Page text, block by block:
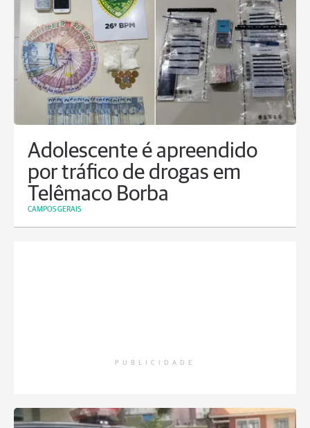
Adolescente é apreendido
por tráfico de drogas em
Telêmaco Borba
CAMPOS GERAIS
PUBLICIDADE